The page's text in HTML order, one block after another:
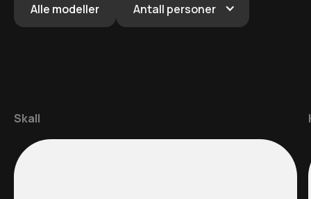
Alle modeller Antall personer
Skall